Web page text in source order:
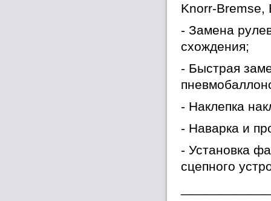
Knorr-Bremse,
- Замена
схождения;
- Быстрая
- Наклепка
- Наварка и
- Установка
сцепного